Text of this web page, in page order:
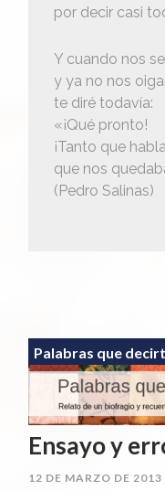
por decir casi
Y cuando nos
y ya no nos
te diré todavía:
«¡Qué pronto!
¡Tanto que
que nos
(Pedro Salinas)
Palabras que
Ensayo y
12 DE MARZO DE 2013